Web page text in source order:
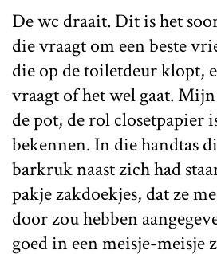
De wc draait. Dit is het
die vraagt om een beste
die op de toiletdeur klopt,
vraagt of het wel gaat.
de pot, de rol closetpapier
bekennen. In die handtas
barkruk naast zich had
pakje zakdoekjes, dat ze
door zou hebben
goed in een meisje-meisje